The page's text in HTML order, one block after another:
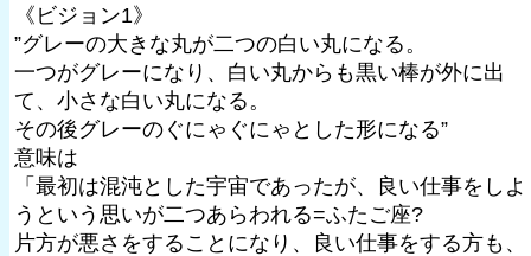
《ビジョン1》
”グレーの大きな丸が二つの白い丸になる。
一つがグレーになり、白い丸からも黒い棒が外に出
て、小さな白い丸になる。
その後グレーのぐにゃぐにゃとした形になる”
意味は
「最初は混沌とした宇宙であったが、良い仕事をしよ
うという思いが二つあらわれる=ふたご座?
片方が悪さをすることになり、良い仕事をする方も、